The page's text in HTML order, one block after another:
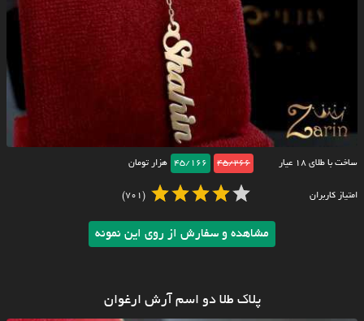
ساخت با طلای ۱۸ عیار 45/266
45/166 هزار تومان
امتیاز کاربران (701)
مشاهده و سفارش از روی این نمونه
پلاک طلا دو اسم آرش ارغوان